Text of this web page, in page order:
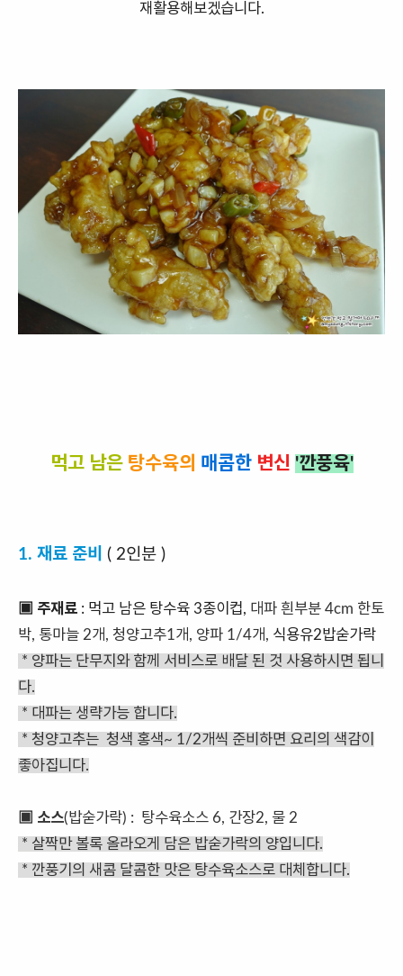
재활용해보겠습니다.
먹고 남은 탕수육의 매콤한 변신 '깐풍육'
1. 재료 준비 ( 2인분 )
▣ 주재료 : 먹고 남은 탕수육 3종이컵, 대파 흰부분 4cm 한토
박, 통마늘 2개, 청양고추1개, 양파 1/4개, 식용유2밥숟가락
* 양파는 단무지와 함께 서비스로 배달 된 것 사용하시면 됩니
다.
* 대파는 생략가능 합니다.
* 청양고추는 청색 홍색~ 1/2개씩 준비하면 요리의 색감이
좋아집니다.
▣ 소스(밥숟가락) : 탕수육소스 6, 간장2, 물 2
* 살짝만 볼록 올라오게 담은 밥숟가락의 양입니다.
* 깐풍기의 새콤 달콤한 맛은 탕수육소스로 대체합니다.